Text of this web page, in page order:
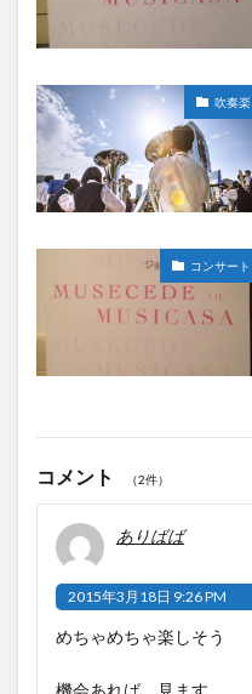
吹奏楽
コンサート
コメント （2件）
ありばば
2015年3月18日 9:26 PM
めちゃめちゃ楽しそう